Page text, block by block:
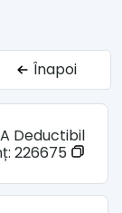
Înapoi
Deductibil
226675